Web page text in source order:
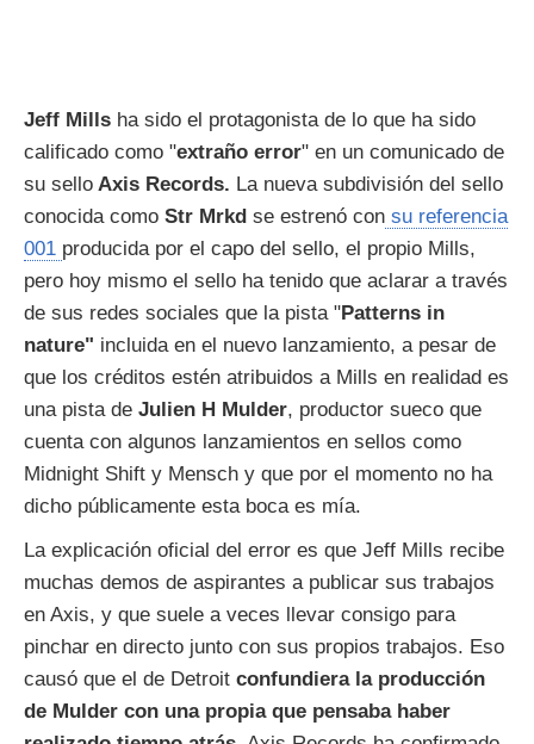
Jeff Mills ha sido el protagonista de lo que ha sido
calificado como "extraño error" en un comunicado de
su sello Axis Records. La nueva subdivisión del sello
conocida como Str Mrkd se estrenó con su referencia
001 producida por el capo del sello, el propio Mills,
pero hoy mismo el sello ha tenido que aclarar a través
de sus redes sociales que la pista "Patterns in
nature" incluida en el nuevo lanzamiento, a pesar de
que los créditos estén atribuidos a Mills en realidad es
una pista de Julien H Mulder, productor sueco que
cuenta con algunos lanzamientos en sellos como
Midnight Shift y Mensch y que por el momento no ha
dicho públicamente esta boca es mía.
La explicación oficial del error es que Jeff Mills recibe
muchas demos de aspirantes a publicar sus trabajos
en Axis, y que suele a veces llevar consigo para
pinchar en directo junto con sus propios trabajos. Eso
causó que el de Detroit confundiera la producción
de Mulder con una propia que pensaba haber